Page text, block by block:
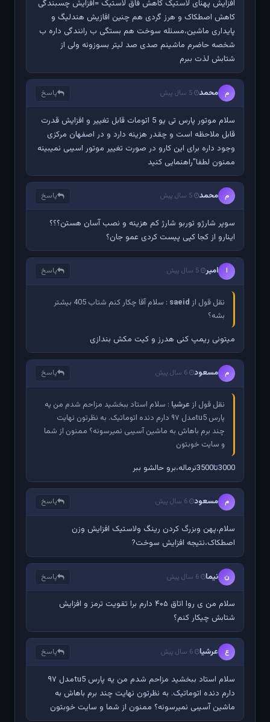
افزایش پهنای لاستیک کاهش فاق لاستیک =افزایش چسبندگی
کاهش اصطکاک و هرز گردی هم چنین افازیش هندلیگ و
پایداری ماشین،مسئله سوخت هم بستگی ب رانندگی داره ب
شخصه حاضرم ماشینم صدی صد لیتر بسوزونه ولی از
شتابش لذت ببرم
م محمد 5 سال پیش پاسخ
سلام موتور پارس تی یو 5 اتومات قابل تغییر و افزایش قدرت
قابل ملاحظه است و چقدر هزینه دارد و در اصفهان مرکزی
وجود داره برای این کارو در صورت تغییر موتور اسیبی نمیبینه
ممنون لطفا"راهنمایی کنید
م محمد 5 سال پیش پاسخ
سوپر شارژو توربو شارژ کم هزینه و نصب آسان هستن؟؟؟
اینارو از کجا کپی پیست کردی عمو جان؟
ا امیر 5 سال پیش پاسخ
نقل قول از saeid
: سلام آقا چکار کنم شتاب 405 بیشتر
بشه؟
میتونی ریمپ کنی هدرز و کیت مکش بندازی
م مسعود 6 سال پیش پاسخ
نقل قول از عرشیا : سلام استاد ببخشید مزاحم شدم من یه
پارس tu5مدل ۹۷ دارم دنده اتوماتیک. به نظرتون نهایت
چند برم باهاش به ماشین آسیبی نمیرسونه؟ ممنون از شما
و سایت خوبتون
3000تا3500نرماله،برو حالشو ببر
م مسعود 6 سال پیش پاسخ
سلام،پهن وبزرگ کردن رینگ ولاستیک افزایش وزن
اصطکاک،نتیجه افزایش سوخت?
ن نیما 6 سال پیش پاسخ
سلام من ی روا اتاق ۴۰۵ دارم برا تقویت ترمز و افزایش
شتابش چیکار کنم؟
ع عرشیا 6 سال پیش پاسخ
سلام استاد ببخشید مزاحم شدم من یه پارس tu5مدل ۹۷
دارم دنده اتوماتیک. به نظرتون نهایت چند برم باهاش به
ماشین آسیبی نمیرسونه؟ ممنون از شما و سایت خوبتون